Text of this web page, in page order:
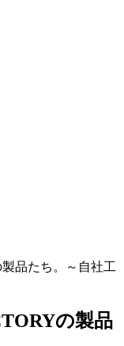
品たち。～自社工
の製品